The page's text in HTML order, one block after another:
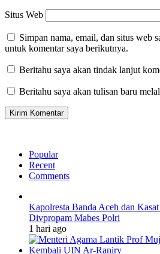
Situs Web
Simpan nama, email, dan situs web
untuk komentar saya berikutnya.
Beritahu saya akan tindak lanjut
Beritahu saya akan tulisan baru
Popular
Recent
Comments
Kapolresta Banda Aceh dan
Divpropam Mabes Polri
1 hari ago